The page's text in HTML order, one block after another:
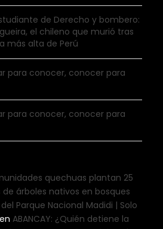
de Derecho y bombero:
el chileno que murió tras
más alta de Perú
para conocer, conocer para
para conocer, conocer para
quechuas plantan 25
árboles nativos en bosques
Parque Nacional Madidi | Solo
en ABANCAY: ¿Quién detiene la